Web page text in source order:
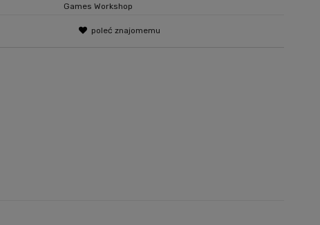
Games Workshop
poleć znajomemu